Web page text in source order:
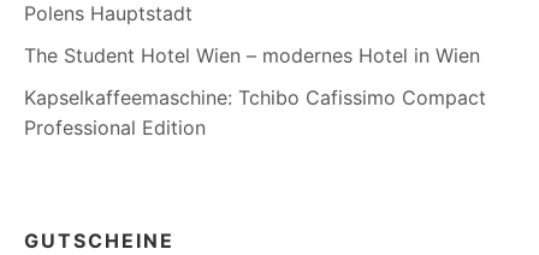
Polens Hauptstadt
The Student Hotel Wien – modernes Hotel in Wien
Kapselkaffeemaschine: Tchibo Cafissimo Compact
Professional Edition
GUTSCHEINE